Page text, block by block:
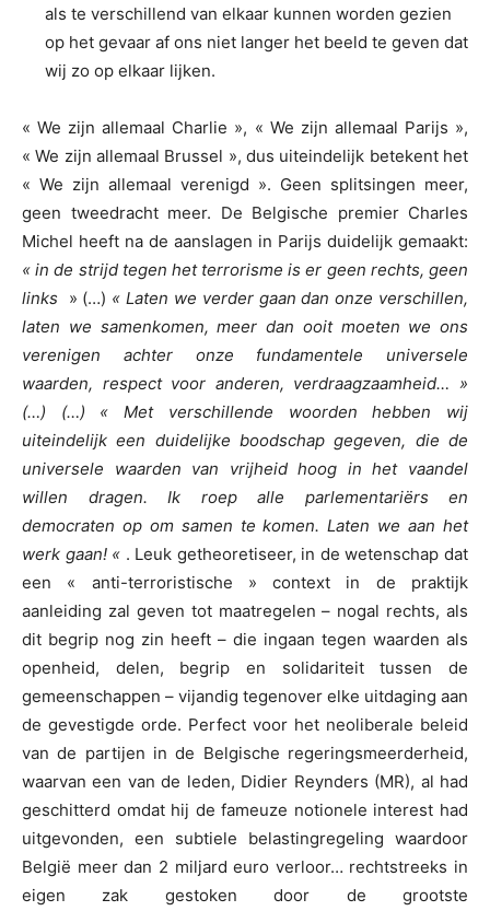
als te verschillend van elkaar kunnen worden gezien
op het gevaar af ons niet langer het beeld te geven dat
wij zo op elkaar lijken.
« We zijn allemaal Charlie », « We zijn allemaal Parijs »,
« We zijn allemaal Brussel », dus uiteindelijk betekent het
« We zijn allemaal verenigd ». Geen splitsingen meer,
geen tweedracht meer. De Belgische premier Charles
Michel heeft na de aanslagen in Parijs duidelijk gemaakt:
« in de strijd tegen het terrorisme is er geen rechts, geen
links » (…) « Laten we verder gaan dan onze verschillen,
laten we samenkomen, meer dan ooit moeten we ons
verenigen achter onze fundamentele universele
waarden, respect voor anderen, verdraagzaamheid… »
(…) (…) « Met verschillende woorden hebben wij
uiteindelijk een duidelijke boodschap gegeven, die de
universele waarden van vrijheid hoog in het vaandel
willen dragen. Ik roep alle parlementariërs en
democraten op om samen te komen. Laten we aan het
werk gaan! « . Leuk getheoretiseer, in de wetenschap dat
een « anti-terroristische » context in de praktijk
aanleiding zal geven tot maatregelen – nogal rechts, als
dit begrip nog zin heeft – die ingaan tegen waarden als
openheid, delen, begrip en solidariteit tussen de
gemeenschappen – vijandig tegenover elke uitdaging aan
de gevestigde orde. Perfect voor het neoliberale beleid
van de partijen in de Belgische regeringsmeerderheid,
waarvan een van de leden, Didier Reynders (MR), al had
geschitterd omdat hij de fameuze notionele interest had
uitgevonden, een subtiele belastingregeling waardoor
België meer dan 2 miljard euro verloor… rechtstreeks in
eigen zak gestoken door de grootste